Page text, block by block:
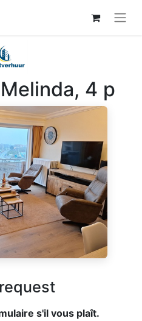
4 p
s'il vous plaît.